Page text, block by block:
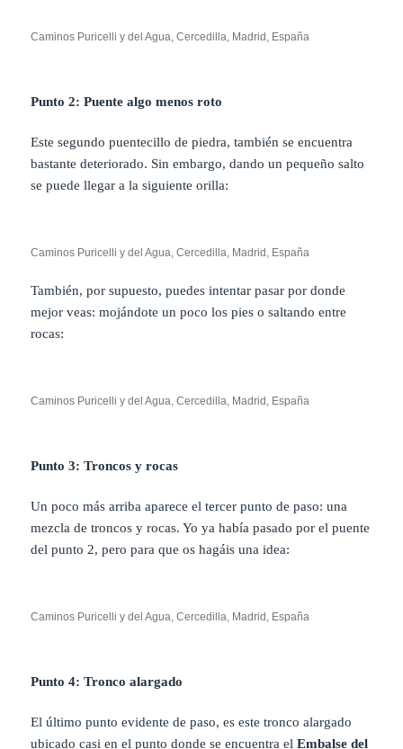
Caminos Puricelli y del Agua, Cercedilla, Madrid, España
Punto 2: Puente algo menos roto
Este segundo puentecillo de piedra, también se encuentra
bastante deteriorado. Sin embargo, dando un pequeño salto
se puede llegar a la siguiente orilla:
Caminos Puricelli y del Agua, Cercedilla, Madrid, España
También, por supuesto, puedes intentar pasar por donde
mejor veas: mojándote un poco los pies o saltando entre
rocas:
Caminos Puricelli y del Agua, Cercedilla, Madrid, España
Punto 3: Troncos y rocas
Un poco más arriba aparece el tercer punto de paso: una
mezcla de troncos y rocas. Yo ya había pasado por el puente
del punto 2, pero para que os hagáis una idea:
Caminos Puricelli y del Agua, Cercedilla, Madrid, España
Punto 4: Tronco alargado
El último punto evidente de paso, es este tronco alargado
ubicado casi en el punto donde se encuentra elEmbalse del